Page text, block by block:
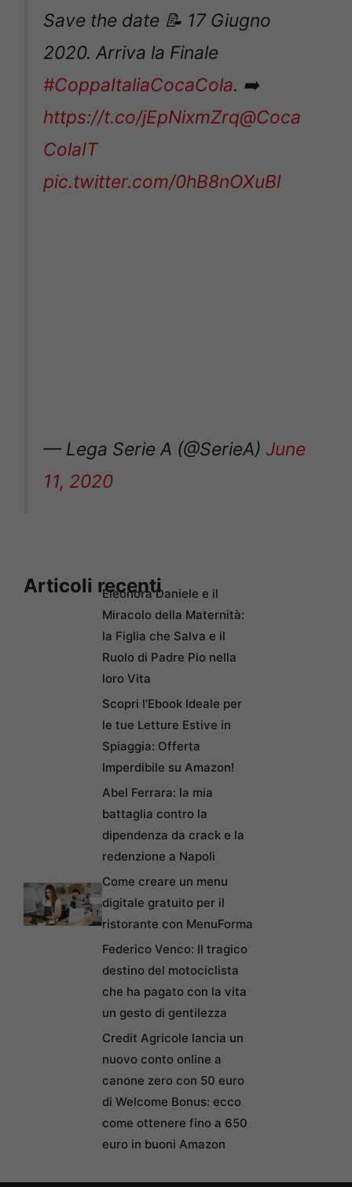
Save the date 📝 17 Giugno
2020. Arriva la Finale
#CoppaItaliaCocaCola. ➡️
https://t.co/jEpNixmZrq@Coca
ColaIT
pic.twitter.com/0hB8nOXuBl
— Lega Serie A (@SerieA) June
11, 2020
Articoli recentiEleonora Daniele e il
Miracolo della Maternità:
la Figlia che Salva e il
Ruolo di Padre Pio nella
loro Vita
Scopri l’Ebook Ideale per
le tue Letture Estive in
Spiaggia: Offerta
Imperdibile su Amazon!
Abel Ferrara: la mia
battaglia contro la
dipendenza da crack e la
redenzione a Napoli
Come creare un menu
digitale gratuito per il
ristorante con MenuForma
Federico Venco: Il tragico
destino del motociclista
che ha pagato con la vita
un gesto di gentilezza
Credit Agricole lancia un
nuovo conto online a
canone zero con 50 euro
di Welcome Bonus: ecco
come ottenere fino a 650
euro in buoni Amazon